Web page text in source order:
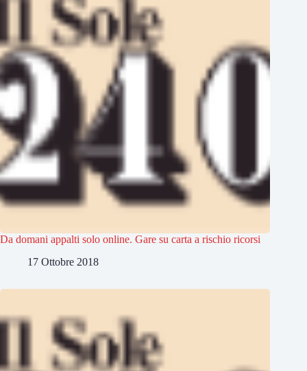
Da domani appalti solo online. Gare su carta a rischio ricorsi
17 Ottobre 2018